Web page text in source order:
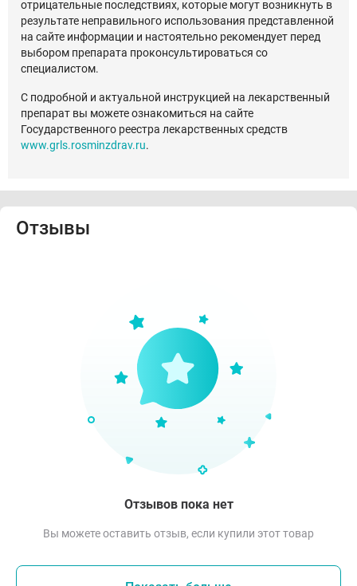
отрицательные последствиях, которые могут возникнуть в
результате неправильного использования представленной
на сайте информации и настоятельно рекомендует перед
выбором препарата проконсультироваться со
специалистом.
С подробной и актуальной инструкцией на лекарственный
препарат вы можете ознакомиться на сайте
Государственного реестра лекарственных средств
www.grls.rosminzdrav.ru.
Отзывы
Отзывов пока нет
Вы можете оставить отзыв, если купили этот товар